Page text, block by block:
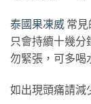
泰國果凍威 常
只會持續十幾
勿緊張，可多喝
如出現頭痛請減